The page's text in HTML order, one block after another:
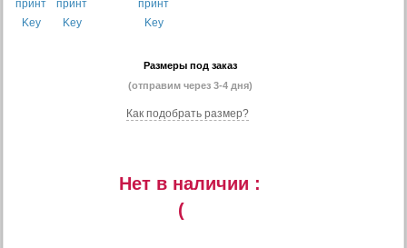
Размеры под заказ
(отправим через 3-4 дня)
Как подобрать размер?
Нет в наличии :
(